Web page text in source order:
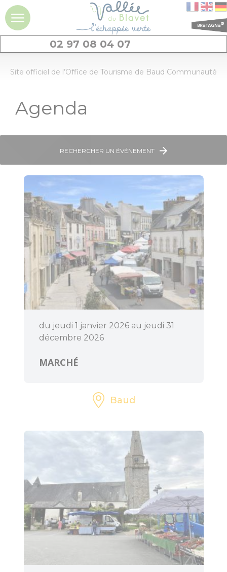
journée
Les
incontournables
Géants de pierres
: menhirs et
dolmens
Patrimoine,
chapelles et leurs
mystères
Jardins et
02 97 08 04 07
Site officiel de l’Office de Tourisme de Baud Communauté
Agenda
RECHERCHER UN ÉVÉNEMENT
du jeudi 1 janvier 2026 au jeudi 31
décembre 2026
MARCHÉ
Baud